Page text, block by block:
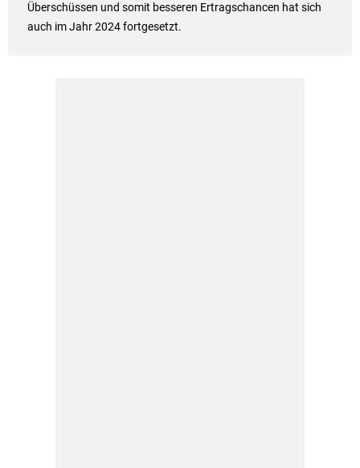
Überschüssen und somit besseren Ertragschancen hat sich
auch im Jahr 2024 fortgesetzt.